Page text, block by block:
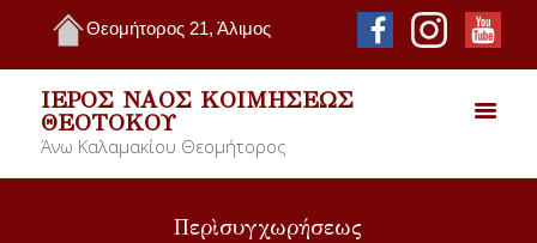
Θεομήτορος 21, Άλιμος
ΙΕΡΌΣ ΝΑΌΣ ΚΟΙΜΉΣΕΩΣ
ΘΕΟΤΌΚΟΥ
Άνω Καλαμακίου Θεομήτορος
Περὶ συγχωρήσεως